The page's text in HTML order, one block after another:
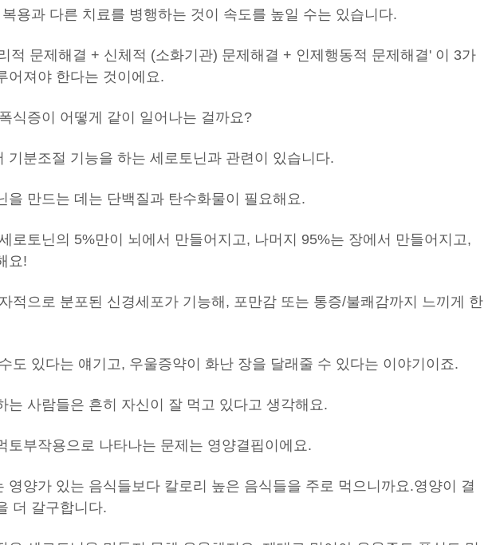
용과 다른 치료를 병행하는 것이 속도를 높일 수는 있습니다.
적 문제해결 + 신체적 (소화기관) 문제해결 + 인제행동적 문제해결' 이 3가
어져야 한다는 것이에요.
식증이 어떻게 같이 일어나는 걸까요?
기분조절 기능을 하는 세로토닌과 관련이 있습니다.
을 만드는 데는 단백질과 탄수화물이 필요해요.
로토닌의 5%만이 뇌에서 만들어지고, 나머지 95%는 장에서 만들어지고,
요!
적으로 분포된 신경세포가 기능해, 포만감 또는 통증/불쾌감까지 느끼게 한
도 있다는 얘기고, 우울증약이 화난 장을 달래줄 수 있다는 이야기이죠.
는 사람들은 흔히 자신이 잘 먹고 있다고 생각해요.
토부작용으로 나타나는 문제는 영양결핍이에요.
영양가 있는 음식들보다 칼로리 높은 음식들을 주로 먹으니까요.영양이 결
더 갈구합니다.